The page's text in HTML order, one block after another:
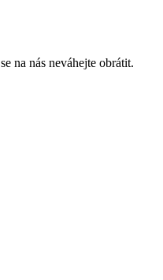
na nás neváhejte obrátit.